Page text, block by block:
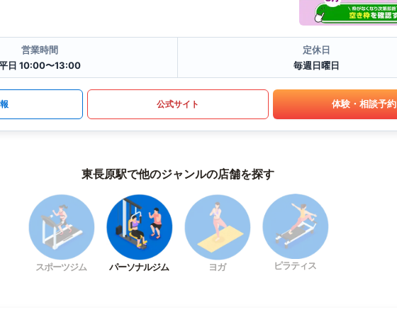
営業時間
日 10:00〜13:00
定休日
毎週日曜日
公式サイト 体験・相談予約
東長原駅で他のジャンルの店舗を探す
スポーツジム パーソナルジム ヨガ ピラティス